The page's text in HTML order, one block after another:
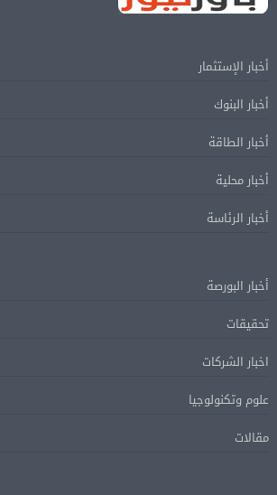
أخبار الإستثمار
أخبار البنوك
أخبار الطاقة
أخبار محلية
أخبار الرئاسة
أخبار البورصة
تحقيقات
اخبار الشركات
علوم وتكنولوجيا
مقالات